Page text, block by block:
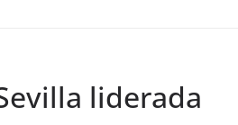
liderada